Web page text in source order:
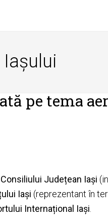
pe tema
Județean Iași
Iași (reprezentant în
Internațional Iași